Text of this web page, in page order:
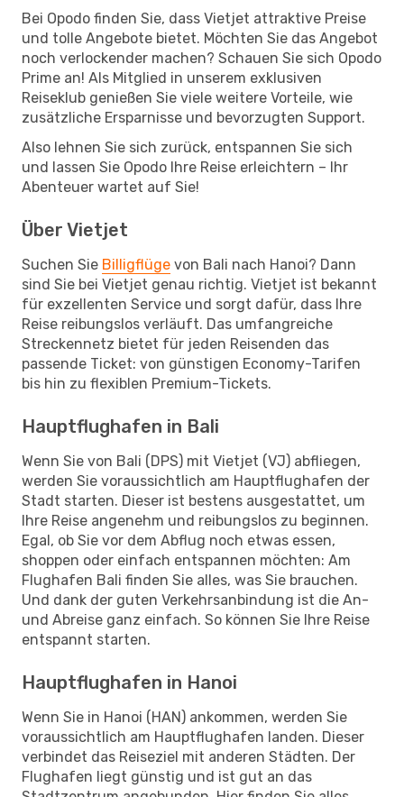
Bei Opodo finden Sie, dass Vietjet attraktive Preise
und tolle Angebote bietet. Möchten Sie das Angebot
noch verlockender machen? Schauen Sie sich Opodo
Prime an! Als Mitglied in unserem exklusiven
Reiseklub genießen Sie viele weitere Vorteile, wie
zusätzliche Ersparnisse und bevorzugten Support.
Also lehnen Sie sich zurück, entspannen Sie sich
und lassen Sie Opodo Ihre Reise erleichtern – Ihr
Abenteuer wartet auf Sie!
Über Vietjet
Suchen Sie Billigflüge von Bali nach Hanoi? Dann
sind Sie bei Vietjet genau richtig. Vietjet ist bekannt
für exzellenten Service und sorgt dafür, dass Ihre
Reise reibungslos verläuft. Das umfangreiche
Streckennetz bietet für jeden Reisenden das
passende Ticket: von günstigen Economy-Tarifen
bis hin zu flexiblen Premium-Tickets.
Hauptflughafen in Bali
Wenn Sie von Bali (DPS) mit Vietjet (VJ) abfliegen,
werden Sie voraussichtlich am Hauptflughafen der
Stadt starten. Dieser ist bestens ausgestattet, um
Ihre Reise angenehm und reibungslos zu beginnen.
Egal, ob Sie vor dem Abflug noch etwas essen,
shoppen oder einfach entspannen möchten: Am
Flughafen Bali finden Sie alles, was Sie brauchen.
Und dank der guten Verkehrsanbindung ist die An-
und Abreise ganz einfach. So können Sie Ihre Reise
entspannt starten.
Hauptflughafen in Hanoi
Wenn Sie in Hanoi (HAN) ankommen, werden Sie
voraussichtlich am Hauptflughafen landen. Dieser
verbindet das Reiseziel mit anderen Städten. Der
Flughafen liegt günstig und ist gut an das